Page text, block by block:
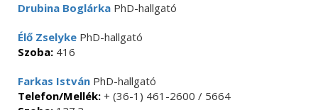
Drubina Boglárka PhD-hallgató
Élő Zselyke PhD-hallgató
Szoba: 416
Farkas István PhD-hallgató
Telefon/Mellék: + (36-1) 461-2600 / 5664